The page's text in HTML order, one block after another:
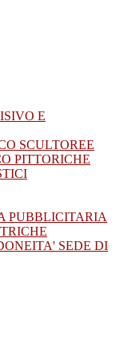
E
SCULTOREE
PITTORICHE
PUBBLICITARIA
SEDE DI